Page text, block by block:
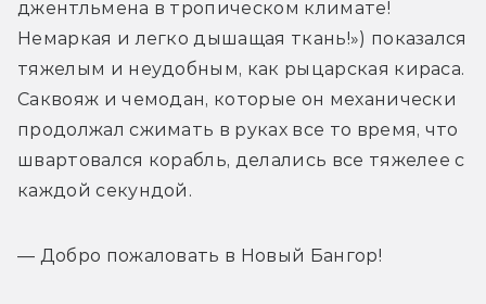
джентльмена в тропическом климате!
Немаркая и легко дышащая ткань!») показался
тяжелым и неудобным, как рыцарская кираса.
Саквояж и чемодан, которые он механически
продолжал сжимать в руках все то время, что
швартовался корабль, делались все тяжелее с
каждой секундой.
— Добро пожаловать в Новый Бангор!